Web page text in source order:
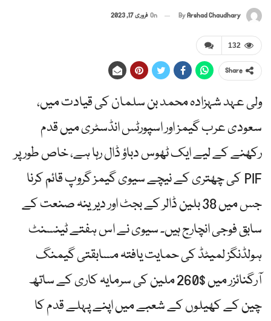
ByArshad Chaudhary
On فروری 17, 2023
132
Share
ولی عہد شہزادہ محمد بن سلمان کی قیادت میں،
سعودی عرب گیمز اور اسپورٹس انڈسٹری میں قدم
رکھنے کے لیے ایک ٹھوس دباؤ ڈال رہا ہے، خاص طور پر
PIF کی چھتری کے نیچے سیوی گیمز گروپ قائم کرنا
جس میں 38 بلین ڈالر کے بجٹ اور دیرینہ صنعت کے
سابق فوجی انچارج ہیں۔ سیوی نے اس ہفتے ٹینسنٹ
ہولڈنگز لمیٹڈ کی حمایت یافتہ مسابقتی گیمنگ
آرگنائزر میں $260 ملین کی سرمایہ کاری کے ساتھ
چین کے کھیلوں کے شعبے میں اپنے پہلے قدم کا